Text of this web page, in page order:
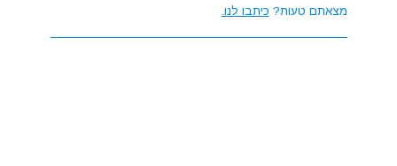
מצאתם טעות? כיתבו לנו.